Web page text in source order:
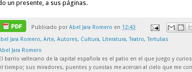
un presente, a sus páginas.
Publicado por Abel Jara Romero en 12:43
Jara Romero, Arte, Autores, Cultura, Literatura,Teatro,Tertulias
Jara Romero
El barrio vallecano de la capital española es el patio en el que juego y
tiempo; sus miradores, puentes y cuestas me acercan al cielo que me